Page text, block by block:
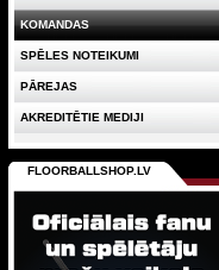
KOMANDAS
SPĒLES NOTEIKUMI
PĀREJAS
AKREDITĒTIE MEDIJI
FLOORBALLSHOP.LV